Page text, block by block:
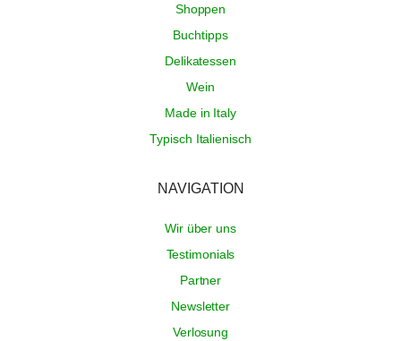
Shoppen
Buchtipps
Delikatessen
Wein
Made in Italy
Typisch Italienisch
NAVIGATION
Wir über uns
Testimonials
Partner
Newsletter
Verlosung